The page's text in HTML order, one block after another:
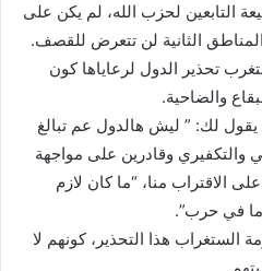
التابعين لحزب الله، لم يكن على
الثانية لن تتعرض للقصف.
تحذير الدول لرعاياها كون
والضاحية.
يقول لك: ” ليش هالدول عم تبالغ
والتكفيري وقادرين على مواجهة
الاقتراب منا، “ما كان لازم
ما في حرب”.
الستغراب هذا التحذير، كونهم لا